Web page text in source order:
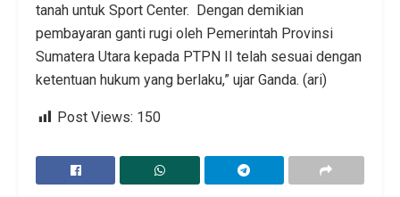
tanah untuk Sport Center. Dengan demikian
pembayaran ganti rugi oleh Pemerintah Provinsi
Sumatera Utara kepada PTPN II telah sesuai dengan
ketentuan hukum yang berlaku,” ujar Ganda. (ari)
Post Views: 150